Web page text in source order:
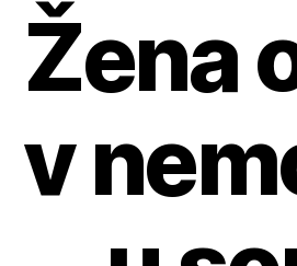
Žena
v